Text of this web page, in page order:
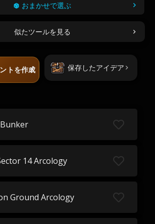
おまかせで選ぶ
似たツールを見る
トを作成 保存したアイデア
14 Arcology
Ground Arcology